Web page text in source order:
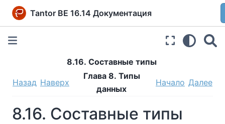
Tantor BE 16.14 Документация
8.16. Составные типы
Назад Наверх
Глава 8. Типы
данных
Начало Далее
8.16. Составные типы